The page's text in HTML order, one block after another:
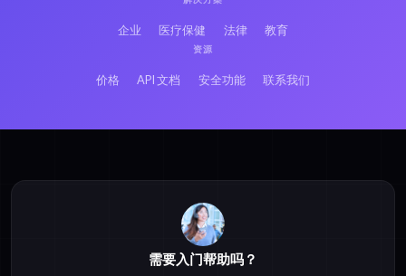
企业 医疗保健 法律 教育
资源
价格 API 文档 安全功能 联系我们
需要入门帮助吗？